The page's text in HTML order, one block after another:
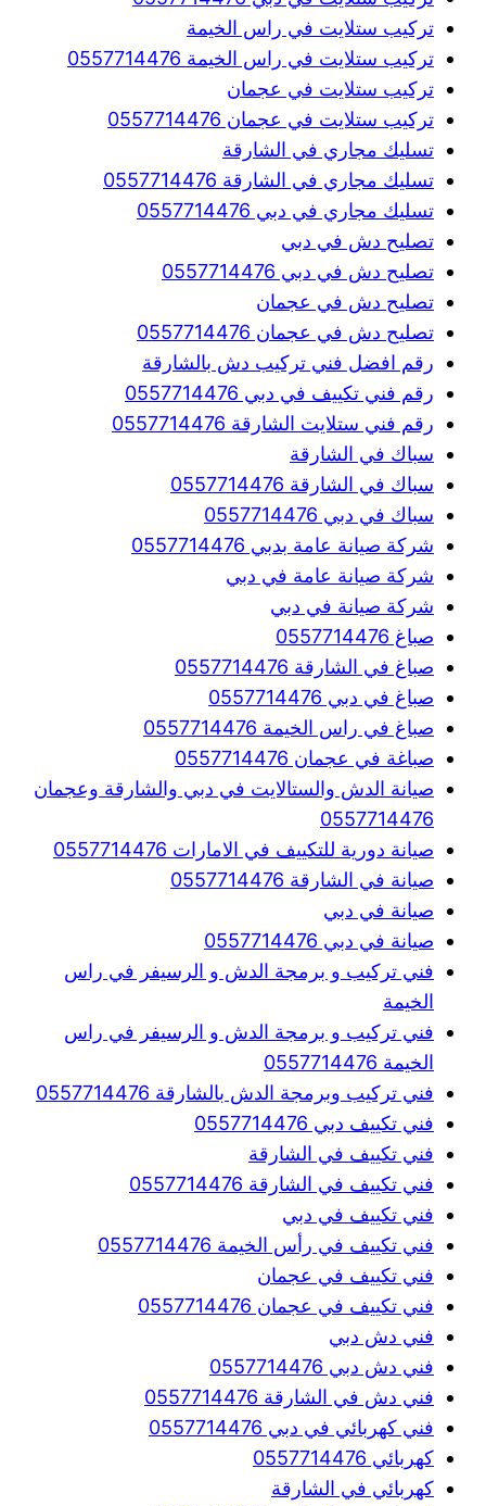
تركيب ستلايت في راس الخيمة
تركيب ستلايت في راس الخيمة 0557714476
تركيب ستلايت في عجمان
تركيب ستلايت في عجمان 0557714476
تسليك مجاري في الشارقة
تسليك مجاري في الشارقة 0557714476
تسليك مجاري في دبي 0557714476
تصليح دش في دبي
تصليح دش في دبي 0557714476
تصليح دش في عجمان
تصليح دش في عجمان 0557714476
رقم افضل فني تركيب دش بالشارقة
رقم فني تكييف في دبي 0557714476
رقم فني ستلايت الشارقة 0557714476
سباك في الشارقة
سباك في الشارقة 0557714476
سباك في دبي 0557714476
شركة صيانة عامة بدبي 0557714476
شركة صيانة عامة في دبي
شركة صيانة في دبي
صباغ 0557714476
صباغ في الشارقة 0557714476
صباغ في دبي 0557714476
صباغ في راس الخيمة 0557714476
صباغة في عجمان 0557714476
صيانة الدش والستالايت في دبي والشارقة وعجمان
0557714476
صيانة دورية للتكييف في الامارات 0557714476
صيانة في الشارقة 0557714476
صيانة في دبي
صيانة في دبي 0557714476
فني تركيب و برمجة الدش و الرسيفر في راس
الخيمة
فني تركيب و برمجة الدش و الرسيفر في راس
الخيمة 0557714476
فني تركيب وبرمجة الدش بالشارقة 0557714476
فني تكييف دبي 0557714476
فني تكييف في الشارقة
فني تكييف في الشارقة 0557714476
فني تكييف في دبي
فني تكييف في رأس الخيمة 0557714476
فني تكييف في عجمان
فني تكييف في عجمان 0557714476
فني دش دبي
فني دش دبي 0557714476
فني دش في الشارقة 0557714476
فني كهربائي في دبي 0557714476
كهربائي 0557714476
كهربائي في الشارقة